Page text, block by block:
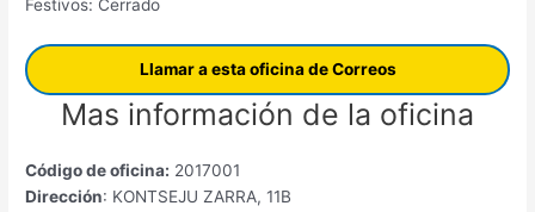
Festivos: Cerrado
Llamar a esta oficina de Correos
Mas información de la oficina
Código de oficina: 2017001
Dirección: KONTSEJU ZARRA, 11B